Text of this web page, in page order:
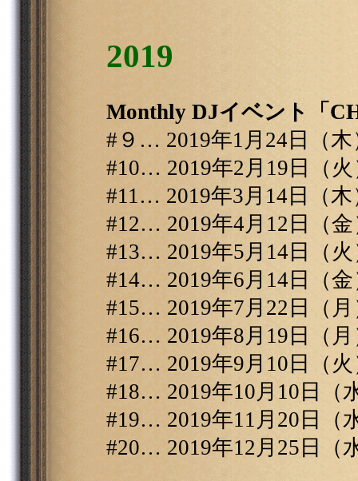
2019
Monthly DJイベント「
#９… 2019年1月24日（
#10… 2019年2月19日（
#11… 2019年3月14日（
#12… 2019年4月12日（
#13… 2019年5月14日（
#14… 2019年6月14日（
#15… 2019年7月22日（
#16… 2019年8月19日（
#17… 2019年9月10日（
#18… 2019年10月10日（
#19… 2019年11月20日（
#20… 2019年12月25日（